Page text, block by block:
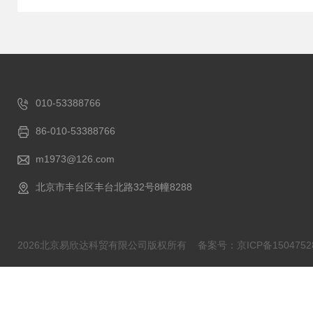
010-53388766
86-010-53388766
m1973@126.com
北京市丰台区丰台北路32号8幢8288
2026北京易欣达科贸有限公司版权所有 备案号：京ICP备